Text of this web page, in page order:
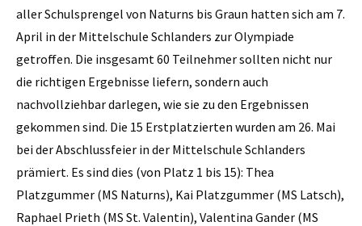
aller Schulsprengel von Naturns bis Graun hatten sich am 7.
April in der Mittelschule Schlanders zur Olympiade
getroffen. Die insgesamt 60 Teilnehmer sollten nicht nur
die richtigen Ergebnisse liefern, sondern auch
nachvollziehbar darlegen, wie sie zu den Ergebnissen
gekommen sind. Die 15 Erstplatzierten wurden am 26. Mai
bei der Abschlussfeier in der Mittelschule Schlanders
prämiert. Es sind dies (von Platz 1 bis 15): Thea
Platzgummer (MS Naturns), Kai Platzgummer (MS Latsch),
Raphael Prieth (MS St. Valentin), Valentina Gander (MS